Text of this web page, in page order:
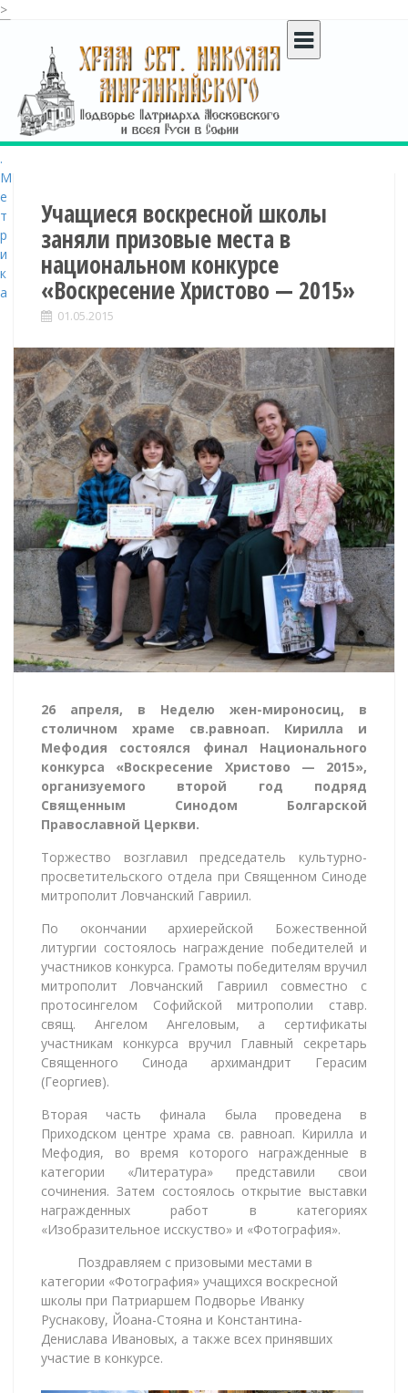
>
c
o
n
t
e
n
t
Учащиеся воскресной школы
заняли призовые места в
национальном конкурсе
«Воскресение Христово — 2015»
01.05.2015
26 апреля, в Неделю жен-мироносиц, в
столичном храме св.равноап. Кирилла и
Мефодия состоялся финал Национального
конкурса «Воскресение Христово — 2015»,
организуемого второй год подряд
Священным Синодом Болгарской
Православной Церкви.
Торжество возглавил председатель культурно-
просветительского отдела при Священном Синоде
митрополит Ловчанский Гавриил.
По окончании архиерейской Божественной
литургии состоялось награждение победителей и
участников конкурса. Грамоты победителям вручил
митрополит Ловчанский Гавриил совместно с
протосингелом Софийской митрополии ставр.
свящ. Ангелом Ангеловым, а сертификаты
участникам конкурса вручил Главный секретарь
Священного Синода архимандрит Герасим
(Георгиев).
Вторая часть финала была проведена в
Приходском центре храма св. равноап. Кирилла и
Мефодия, во время которого награжденные в
категории «Литература» представили свои
сочинения. Затем состоялось открытие выставки
награжденных работ в категориях
«Изобразительное исскуство» и «Фотография».
Поздравляем с призовыми местами в
категории «Фотография» учащихся воскресной
школы при Патриаршем Подворье Иванку
Руснакову, Йоана-Стояна и Константина-
Денислава Ивановых, а также всех принявших
участие в конкурсе.